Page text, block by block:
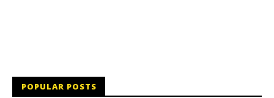
POPULAR POSTS